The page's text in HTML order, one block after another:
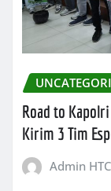
Road to
Kirim 3 Tim
Admin HTC